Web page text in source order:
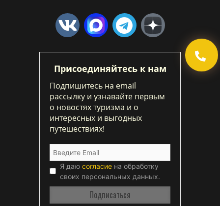
Присоединяйтесь к нам
Подпишитесь на email
рассылку и узнавайте первым
о новостях туризма и о
интересных и выгодных
путешествиях!
Я даю согласие на обработку
своих персональных данных.